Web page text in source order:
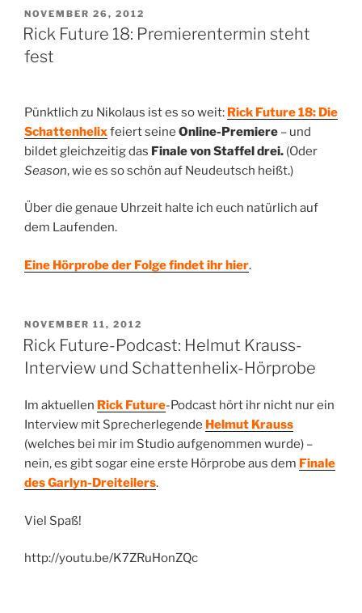
VERÖFFENTLICHT
AM
NOVEMBER 26, 2012
Rick Future 18: Premierentermin steht
fest
Pünktlich zu Nikolaus ist es so weit: Rick Future 18: Die
Schattenhelixfeiert seine Online-Premiere – und
bildet gleichzeitig das Finale von Staffel drei. (Oder
Season, wie es so schön auf Neudeutsch heißt.)
Über die genaue Uhrzeit halte ich euch natürlich auf
dem Laufenden.
Eine Hörprobe der Folge findet ihr hier.
VERÖFFENTLICHT
AM
NOVEMBER 11, 2012
Rick Future-Podcast: Helmut Krauss-
Interview und Schattenhelix-Hörprobe
Im aktuellen Rick Future-Podcast hört ihr nicht nur ein
Interview mit Sprecherlegende Helmut Krauss
(welches bei mir im Studio aufgenommen wurde) –
nein, es gibt sogar eine erste Hörprobe aus dem Finale
des Garlyn-Dreiteilers.
Viel Spaß!
http://youtu.be/K7ZRuHonZQc